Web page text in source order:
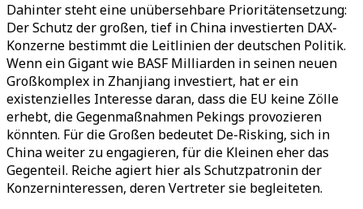
Dahinter steht eine unübersehbare Prioritätensetzung:
Der Schutz der großen, tief in China investierten DAX-
Konzerne bestimmt die Leitlinien der deutschen Politik.
Wenn ein Gigant wie BASF Milliarden in seinen neuen
Großkomplex in Zhanjiang investiert, hat er ein
existenzielles Interesse daran, dass die EU keine Zölle
erhebt, die Gegenmaßnahmen Pekings provozieren
könnten. Für die Großen bedeutet De-Risking, sich in
China weiter zu engagieren, für die Kleinen eher das
Gegenteil. Reiche agiert hier als Schutzpatronin der
Konzerninteressen, deren Vertreter sie begleiteten.